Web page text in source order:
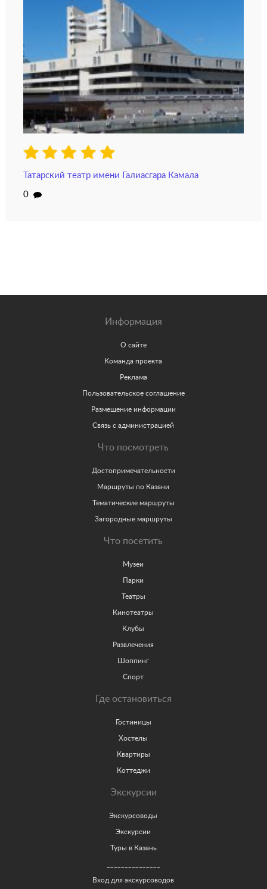
Татарский театр имени Галиасгара Камала
0
Информация
О сайте
Команда проекта
Реклама
Пользовательское соглашение
Размещение информации
Связь с администрацией
Что посмотреть
Достопримечательности
Маршруты по Казани
Тематические маршруты
Загородные маршруты
Что посетить
Музеи
Парки
Театры
Кинотеатры
Клубы
Развлечения
Шоппинг
Спорт
Где остановиться
Гостиницы
Хостелы
Квартиры
Коттеджи
Экскурсии
Экскурсоводы
Экскурсии
Туры в Казань
Вход для экскурсоводов